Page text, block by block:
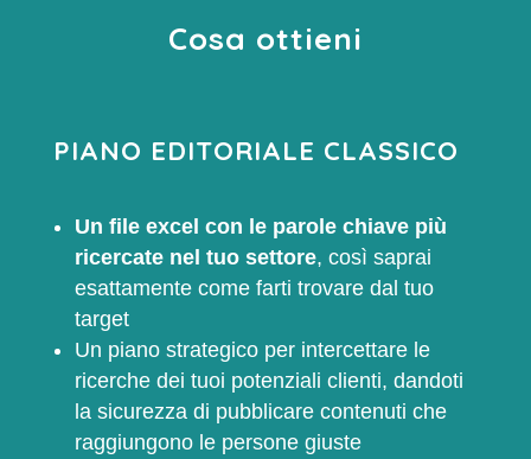
Cosa ottieni
PIANO EDITORIALE CLASSICO
Un file excel con le parole chiave più
ricercate nel tuo settore, così saprai
esattamente come farti trovare dal tuo
target
Un piano strategico per intercettare le
ricerche dei tuoi potenziali clienti, dandoti
la sicurezza di pubblicare contenuti che
raggiungono le persone giuste